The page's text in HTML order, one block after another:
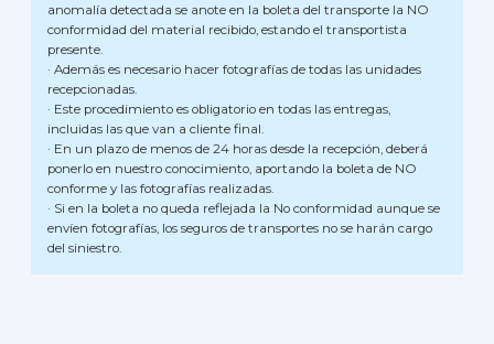
anomalía detectada se anote en la boleta del transporte la NO
conformidad del material recibido, estando el transportista
presente.
· Además es necesario hacer fotografías de todas las unidades
recepcionadas.
· Este procedimiento es obligatorio en todas las entregas,
incluidas las que van a cliente final.
· En un plazo de menos de 24 horas desde la recepción, deberá
ponerlo en nuestro conocimiento, aportando la boleta de NO
conforme y las fotografías realizadas.
· Si en la boleta no queda reflejada la No conformidad aunque se
envíen fotografías, los seguros de transportes no se harán cargo
del siniestro.